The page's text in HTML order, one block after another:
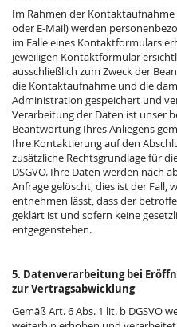
Im Rahmen der
oder E-Mail) werden
im Falle eines Kontaktformulars
jeweiligen Kontaktformular
ausschließlich zum Zweck der
die Kontaktaufnahme und die
Administration gespeichert und
Verarbeitung der Daten ist unser
Beantwortung Ihres Anliegens
Ihre Kontaktierung auf den
zusätzliche Rechtsgrundlage für
DSGVO. Ihre Daten werden nach
Anfrage gelöscht, dies ist der Fall,
entnehmen lässt, dass der
geklärt ist und sofern keine
entgegenstehen.
5. Datenverarbeitung bei
zur Vertragsabwicklung
Gemäß Art. 6 Abs. 1 lit. b DGSVO